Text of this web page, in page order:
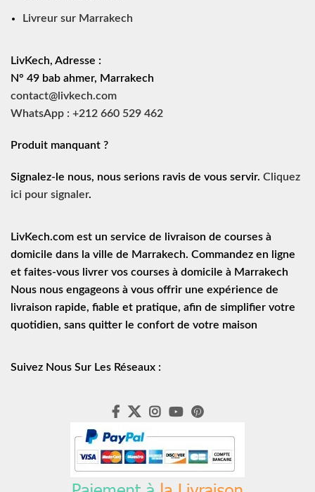
Livreur sur Marrakech
LivKech, Adresse :
N° 49 bab ahmer, Marrakech
contact@livkech.com
WhatsApp : +212 660 529 462
Produit manquant ?
Signalez-le nous, nous serions ravis de vous servir. Cliquez
ici pour signaler.
LivKech.com est un service de
livraison de courses à
domicile dans la ville de Marrakech. Commandez en ligne
et faites-vous livrer vos courses à domicile à Marrakech
Nous nous engageons à vous offrir une expérience de
livraison rapide, fiable et pratique, afin de simplifier votre
quotidien, sans quitter le confort de votre maison
Suivez Nous Sur Les Réseaux :